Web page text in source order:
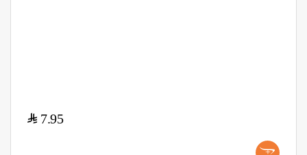
7.95
$
+